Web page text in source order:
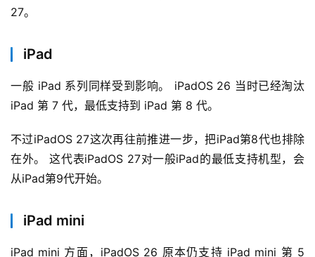
27。
iPad
一般 iPad 系列同样受到影响。 iPadOS 26 当时已经淘汰
iPad 第 7 代，最低支持到 iPad 第 8 代。
不过iPadOS 27这次再往前推进一步，把iPad第8代也排除
在外。 这代表iPadOS 27对一般iPad的最低支持机型，会
从iPad第9代开始。
iPad mini
iPad mini 方面，iPadOS 26 原本仍支持 iPad mini 第 5